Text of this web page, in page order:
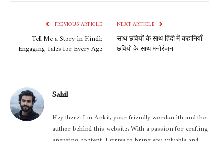
PREVIOUS ARTICLE
Tell Me a Story in Hindi:
Engaging Tales for Every Age
NEXT ARTICLE
साथ छवियों के साथ हिंदी में कहानियाँ:
छवियों के साथ मनोरंजन
Sahil
Hey there! I'm Ankit, your friendly wordsmith and the
author behind this website. With a passion for crafting